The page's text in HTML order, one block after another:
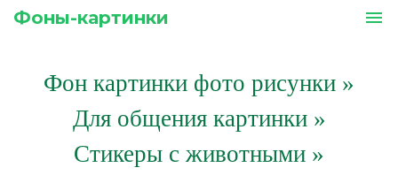
Фоны-картинки menu
Фон картинки фото рисунки »
Для общения картинки »
Стикеры с животными »